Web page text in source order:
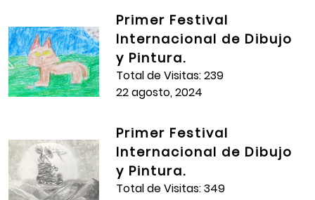
Primer Festival
Internacional de Dibujo
y Pintura.
Total de Visitas: 239
22 agosto, 2024
Primer Festival
Internacional de Dibujo
y Pintura.
Total de Visitas: 349